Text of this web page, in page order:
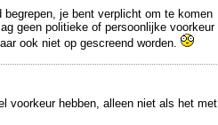
begrepen, je bent verplicht om te komen
geen politieke of persoonlijke voorkeur
ook niet op gescreend worden.
voorkeur hebben, alleen niet als het met